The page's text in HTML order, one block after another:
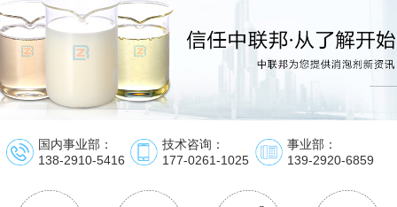
国内事业部：
138-2910-5416
技术咨询：
177-0261-1025
事业部：
139-2920-6859